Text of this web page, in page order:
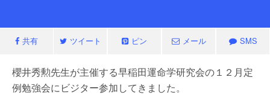
共有 ツイート ピン メール SMS
櫻井秀勲先生が主催する早稲田運命学研究会の１２月定
例勉強会にビジター参加してきました。